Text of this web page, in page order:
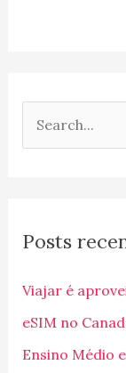
u
s
a
r
Posts
Viajar é
eSIM no
Ensino Médio